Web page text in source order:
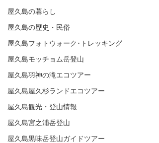
屋久島の暮らし
屋久島の歴史・民俗
屋久島フォトウォーク･トレッキング
屋久島モッチョム岳登山
屋久島羽神の滝エコツアー
屋久島屋久杉ランドエコツアー
屋久島観光・登山情報
屋久島宮之浦岳登山
屋久島黒味岳登山ガイドツアー